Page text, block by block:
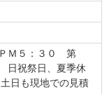
シ、収納、その他
Ｍ５：３０ 第
日祝祭日、夏季休
日も現地での見積